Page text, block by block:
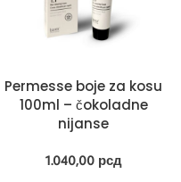
Permesse boje za kosu
100ml – čokoladne
nijanse
1.040,00 рсд